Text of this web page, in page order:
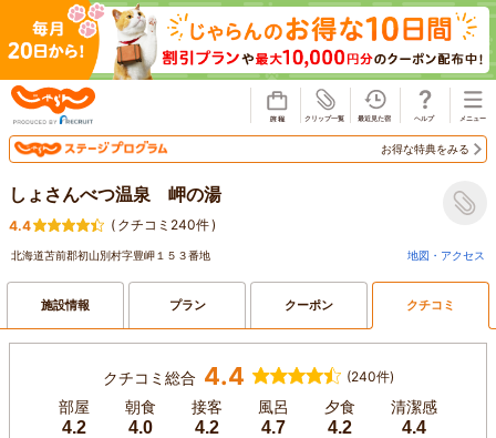
お得な特典をみる
しょさんべつ温泉 岬の湯
4.4 ( クチコミ240件)
北海道苫前郡初山別村字豊岬１５３番地 地図・アクセス
施設情報 プラン クーポン クチコミ
クチコミ総合 4.4 (240件)
部屋
4.2
朝食
4.0
接客
4.2
風呂
4.7
夕食
4.2
清潔感
4.4